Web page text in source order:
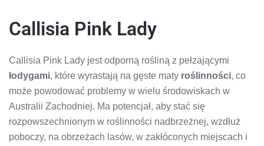
Callisia Pink Lady
Callisia Pink Lady jest odporną rośliną z pełzającymi
łodygami, które wyrastają na gęste maty roślinności, co
może powodować problemy w wielu środowiskach w
Australii Zachodniej. Ma potencjał, aby stać się
rozpowszechnionym w roślinności nadbrzeżnej, wzdłuż
poboczy, na obrzeżach lasów, w zakłóconych miejscach i